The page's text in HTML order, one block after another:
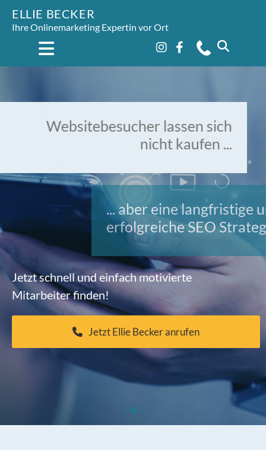
ELLIE BECKER
Ihre Onlinemarketing Expertin vor Ort
Websitebesucher lassen sich
nicht kaufen ...
... aber eine langfristige und
erfolgreiche SEO Strategie!
Jetzt schnell und einfach motivierte
Mitarbeiter finden!
Jetzt Ellie Becker anrufen